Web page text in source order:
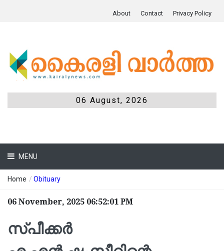
About Contact Privacy Policy
06 August, 2026
MENU
Home / Obituary
06 November, 2025 06:52:01 PM
സ്പീക്കര്‍